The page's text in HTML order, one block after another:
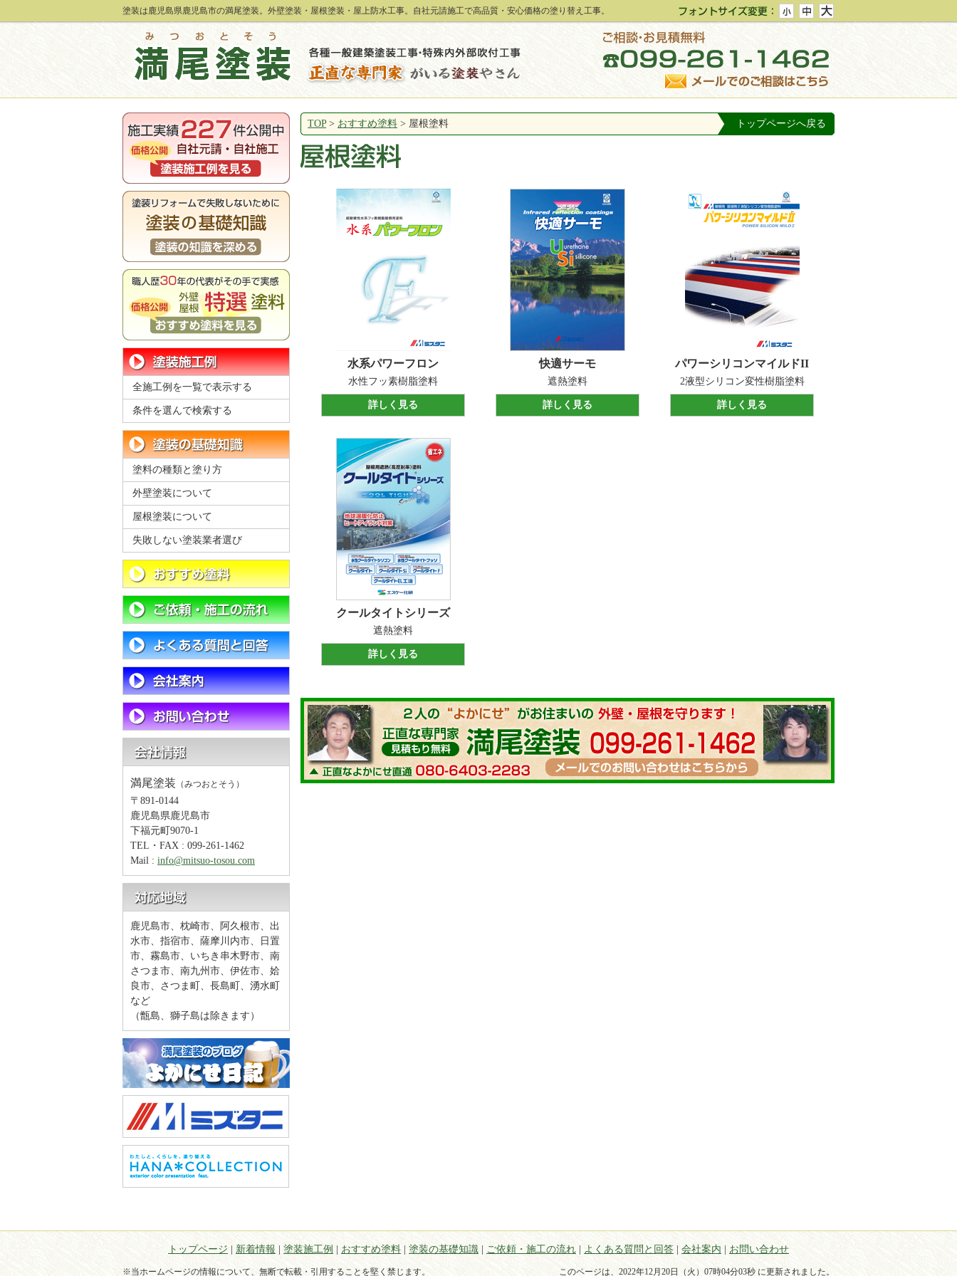
塗装は鹿児島県鹿児島市の満尾塗装。外壁塗装・屋根塗装・屋上防水工事。自社元請施工で高品質・安心価格の塗り替え工事。
全施工例を一覧で表示する
条件を選んで検索する
塗料の種類と塗り方
外壁塗装について
屋根塗装について
失敗しない塗装業者選び
満尾塗装 （みつおとそう）
〒891-0144
鹿児島県鹿児島市
下福元町9070-1
TEL・FAX : 099-261-1462
Mail : info@mitsuo-tosou.com
鹿児島市、枕崎市、阿久根市、出
水市、指宿市、薩摩川内市、日置
市、霧島市、いちき串木野市、南
さつま市、南九州市、伊佐市、姶
良市、さつま町、長島町、湧水町
など
（甑島、獅子島は除きます）
TOP> おすすめ塗料 > 屋根塗料 トップページへ戻る
水系パワーフロン
水性フッ素樹脂塗料
詳しく見る
快適サーモ
遮熱塗料
詳しく見る
パワーシリコンマイルドII
2液型シリコン変性樹脂塗料
詳しく見る
クールタイトシリーズ
遮熱塗料
詳しく見る
トップページ 新着情報 塗装施工例 おすすめ塗料 塗装の基礎知識 ご依頼・施工の流れ よくある質問と回答 会社案内 お問い合わせ
※当ホームページの情報について、無断で転載・引用することを堅く禁じます。 このページは、 2022年12月20日（火）07時04分03秒 に更新されました。